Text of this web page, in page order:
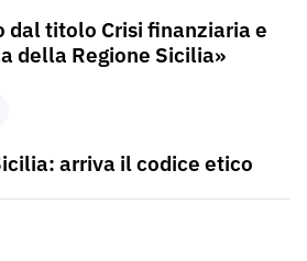
titolo Crisi finanziaria e
della Regione Sicilia»
arriva il codice etico